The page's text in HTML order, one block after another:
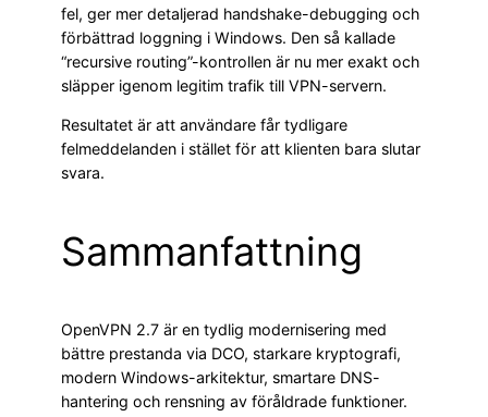
fel, ger mer detaljerad handshake-debugging och
förbättrad loggning i Windows. Den så kallade
“recursive routing”-kontrollen är nu mer exakt och
släpper igenom legitim trafik till VPN-servern.
Resultatet är att användare får tydligare
felmeddelanden i stället för att klienten bara slutar
svara.
Sammanfattning
OpenVPN 2.7 är en tydlig modernisering med
bättre prestanda via DCO, starkare kryptografi,
modern Windows-arkitektur, smartare DNS-
hantering och rensning av föråldrade funktioner.